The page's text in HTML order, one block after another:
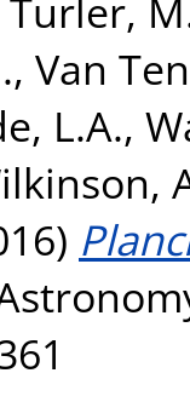
Turler,
, Van
L.A.,